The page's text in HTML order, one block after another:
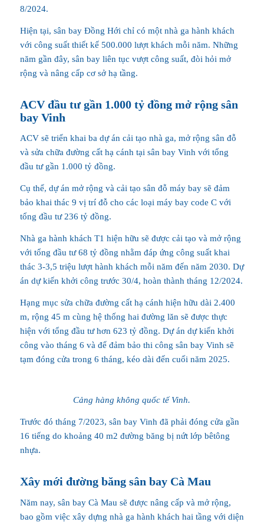
8/2024.
Hiện tại, sân bay Đồng Hới chỉ có một nhà ga hành khách
với công suất thiết kế 500.000 lượt khách mỗi năm. Những
năm gần đây, sân bay liên tục vượt công suất, đòi hỏi mở
rộng và nâng cấp cơ sở hạ tầng.
ACV đầu tư gần 1.000 tỷ đồng mở rộng sân
bay Vinh
ACV sẽ triển khai ba dự án cải tạo nhà ga, mở rộng sân đỗ
và sửa chữa đường cất hạ cánh tại sân bay Vinh với tổng
đầu tư gần 1.000 tỷ đồng.
Cụ thể, dự án mở rộng và cải tạo sân đỗ máy bay sẽ đảm
bảo khai thác 9 vị trí đỗ cho các loại máy bay code C với
tổng đầu tư 236 tỷ đồng.
Nhà ga hành khách T1 hiện hữu sẽ được cải tạo và mở rộng
với tổng đầu tư 68 tỷ đồng nhằm đáp ứng công suất khai
thác 3-3,5 triệu lượt hành khách mỗi năm đến năm 2030. Dự
án dự kiến khởi công trước 30/4, hoàn thành tháng 12/2024.
Hạng mục sửa chữa đường cất hạ cánh hiện hữu dài 2.400
m, rộng 45 m cùng hệ thống hai đường lăn sẽ được thực
hiện với tổng đầu tư hơn 623 tỷ đồng. Dự án dự kiến khởi
công vào tháng 6 và để đảm bảo thi công sân bay Vinh sẽ
tạm đóng cửa trong 6 tháng, kéo dài đến cuối năm 2025.
Cảng hàng không quốc tế Vinh.
Trước đó tháng 7/2023, sân bay Vinh đã phải đóng cửa gần
16 tiếng do khoảng 40 m2 đường băng bị nứt lớp bêtông
nhựa.
Xây mới đường băng sân bay Cà Mau
Năm nay, sân bay Cà Mau sẽ được nâng cấp và mở rộng,
bao gồm việc xây dựng nhà ga hành khách hai tầng với diện